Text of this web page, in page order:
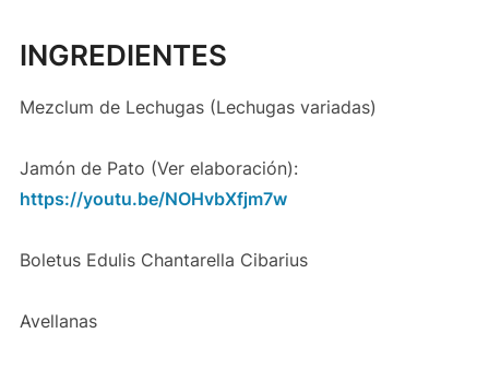
INGREDIENTES
Mezclum de Lechugas (Lechugas variadas)
Jamón de Pato (Ver elaboración):
https://youtu.be/NOHvbXfjm7w
Boletus Edulis Chantarella Cibarius
Avellanas